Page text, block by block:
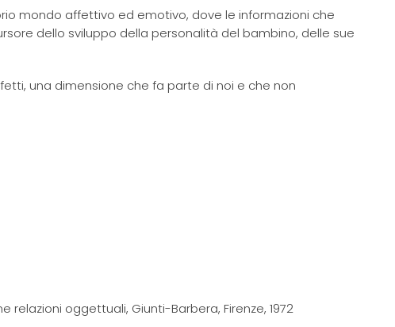
mondo affettivo ed emotivo, dove le informazioni che
dello sviluppo della personalità del bambino, delle sue
una dimensione che fa parte di noi e che non
relazioni oggettuali, Giunti-Barbera, Firenze, 1972